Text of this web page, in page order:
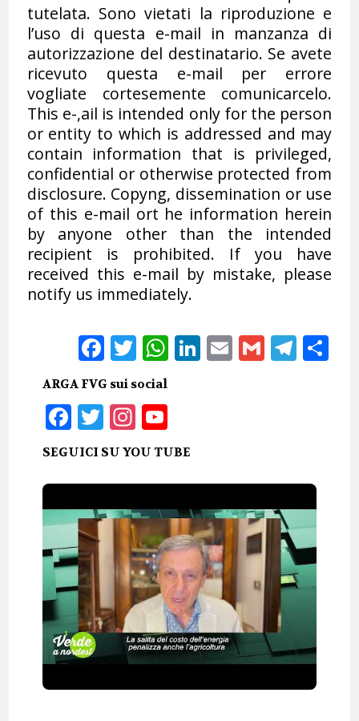
tutelata. Sono vietati la riproduzione e
l’uso di questa e-mail in manzanza di
autorizzazione del destinatario. Se avete
ricevuto questa e-mail per errore
vogliate cortesemente comunicarcelo.
This e-,ail is intended only for the person
or entity to which is addressed and may
contain information that is privileged,
confidential or otherwise protected from
disclosure. Copyng, dissemination or use
of this e-mail ort he information herein
by anyone other than the intended
recipient is prohibited. If you have
received this e-mail by mistake, please
notify us immediately.
Facebook
Twitter
WhatsApp
LinkedIn
EmailGmail
ARGA FVG sui social
Facebook
Twitter
Instagram
YouTube
SEGUICI SU YOU TUBE